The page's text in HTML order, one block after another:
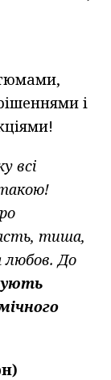
і
всі
тиша,
любов. До